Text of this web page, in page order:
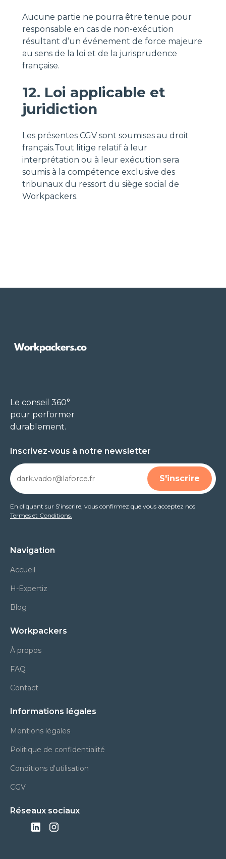
Aucune partie ne pourra être tenue pour
responsable en cas de non-exécution
résultant d’un événement de force majeure
au sens de la loi et de la jurisprudence
française.
12. Loi applicable et
juridiction
Les présentes CGV sont soumises au droit
français.Tout litige relatif à leur
interprétation ou à leur exécution sera
soumis à la compétence exclusive des
tribunaux du ressort du siège social de
Workpackers.
Le conseil 360°
pour performer
durablement.
Inscrivez-vous à notre newsletter
En cliquant sur S'inscrire, vous confirmez que vous acceptez nos
Termes et Conditions.
Navigation
Accueil
H-Expertiz
Blog
Workpackers
À propos
FAQ
Contact
Informations légales
Mentions légales
Politique de confidentialité
Conditions d'utilisation
CGV
Réseaux sociaux